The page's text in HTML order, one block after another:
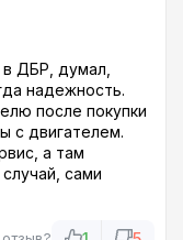
в ДБР, думал,
надежность.
после покупки
с двигателем.
а там
сами
браком, а за